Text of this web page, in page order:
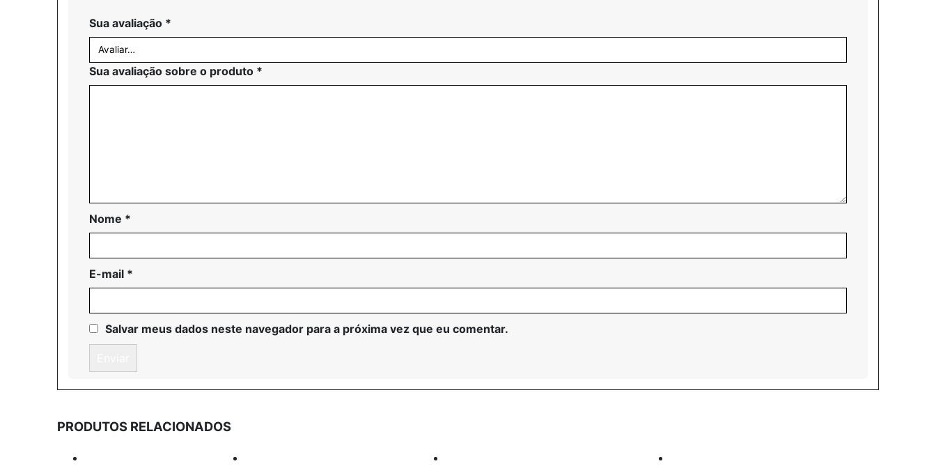
Sua avaliação *
Sua avaliação sobre o produto *
Nome *
E-mail *
Salvar meus dados neste navegador para a próxima vez que eu comentar.
PRODUTOS RELACIONADOS